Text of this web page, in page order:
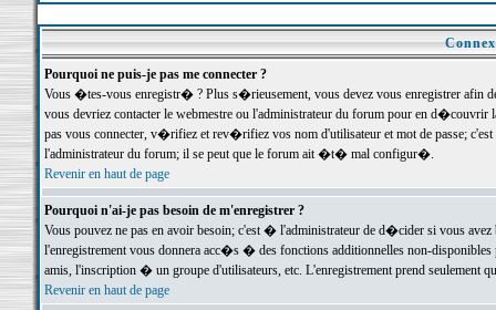
Pourquoi ne puis-je pas me connecter ?
Vous �tes-vous enregistr� ? Plus s�rieusement, vous devez vous enregistrer
vous devriez contacter le webmestre ou l'administrateur du forum pour en
pas vous connecter, v�rifiez et rev�rifiez vos nom d'utilisateur et mot de passe;
l'administrateur du forum; il se peut que le forum ait �t� mal configur�.
Revenir en haut de page
Pourquoi n'ai-je pas besoin de m'enregistrer ?
Vous pouvez ne pas en avoir besoin; c'est � l'administrateur de d�cider si vous
l'enregistrement vous donnera acc�s � des fonctions additionnelles non-
amis, l'inscription � un groupe d'utilisateurs, etc. L'enregistrement prend seulement
Revenir en haut de page